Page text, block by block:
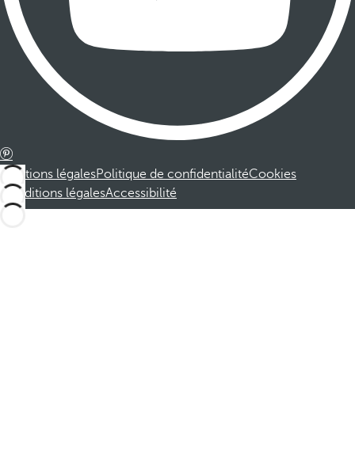
Mentions légalesPolitique de confidentialitéCookies
Conditions légalesAccessibilité